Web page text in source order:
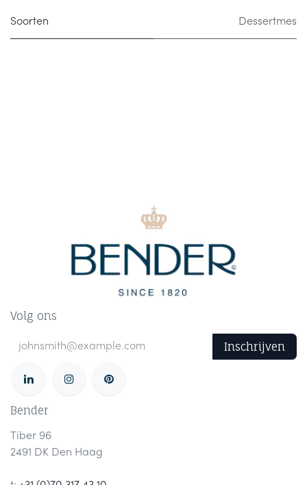
Soorten Dessertmes
Volg ons
Inschrijven
Bender
Tiber 96
2491 DK Den Haag